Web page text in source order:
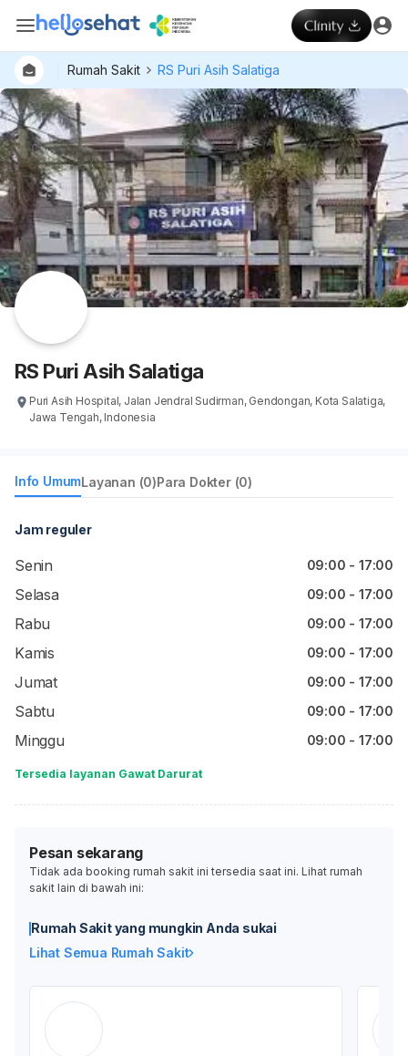
Rumah Sakit RS Puri Asih Salatiga
RS Puri Asih Salatiga
Puri Asih Hospital, Jalan Jendral Sudirman, Gendongan, Kota Salatiga,
Jawa Tengah, Indonesia
Info UmumLayanan (0)Para Dokter (0)
Jam reguler
Senin 09:00 - 17:00
Selasa 09:00 - 17:00
Rabu 09:00 - 17:00
Kamis 09:00 - 17:00
Jumat 09:00 - 17:00
Sabtu 09:00 - 17:00
Minggu 09:00 - 17:00
Tersedia layanan Gawat Darurat
Pesan sekarang
Tidak ada booking rumah sakit ini tersedia saat ini. Lihat rumah
sakit lain di bawah ini:
Rumah Sakit yang mungkin Anda sukai
Lihat Semua Rumah Sakit